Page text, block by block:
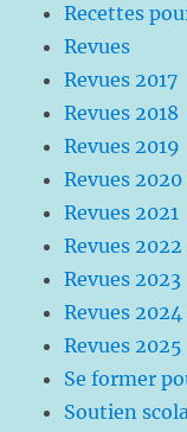
Recettes
Revues
Revues 2017
Revues 2018
Revues 2019
Revues 2020
Revues 2021
Revues 2022
Revues 2023
Revues 2024
Revues 2025
Se former
Soutien